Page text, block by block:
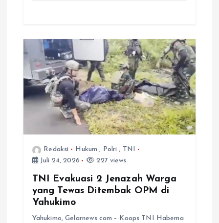
Redaksi Hukum , Polri , TNI
Juli 24, 2026
227 views
TNI Evakuasi 2 Jenazah Warga
yang Tewas Ditembak OPM di
Yahukimo
Yahukimo, Gelarnews.com – Koops TNI Habema